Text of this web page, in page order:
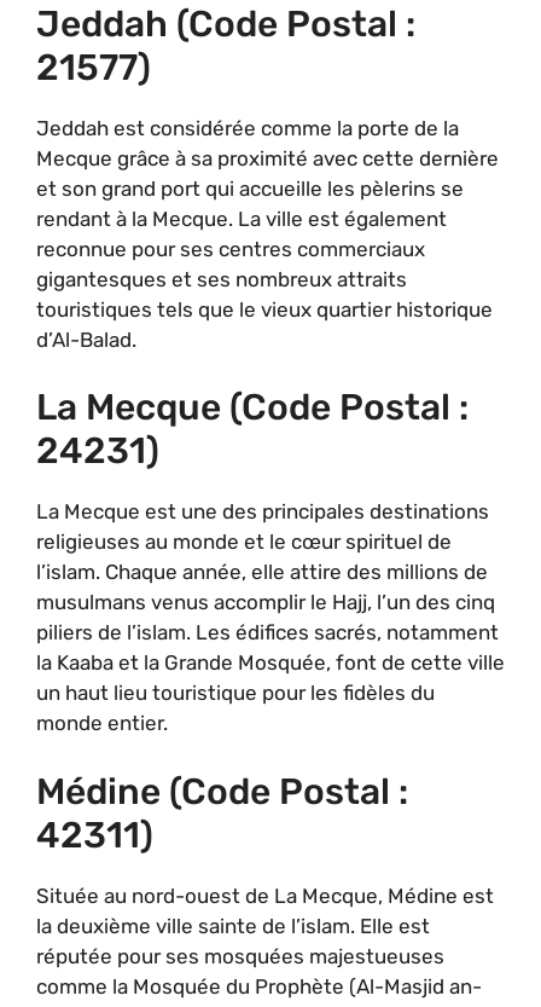
Jeddah (code Postal :
21577)
Jeddah est considérée comme la porte de la
Mecque grâce à sa proximité avec cette dernière
et son grand port qui accueille les pèlerins se
rendant à la Mecque. La ville est également
reconnue pour ses centres commerciaux
gigantesques et ses nombreux attraits
touristiques tels que le vieux quartier historique
d’Al-Balad.
La Mecque (code Postal :
24231)
La Mecque est une des principales destinations
religieuses au monde et le cœur spirituel de
l’islam. Chaque année, elle attire des millions de
musulmans venus accomplir le Hajj, l’un des cinq
piliers de l’islam. Les édifices sacrés, notamment
la Kaaba et la Grande Mosquée, font de cette ville
un haut lieu touristique pour les fidèles du
monde entier.
Médine (code Postal :
42311)
Située au nord-ouest de La Mecque, Médine est
la deuxième ville sainte de l’islam. Elle est
réputée pour ses mosquées majestueuses
comme la Mosquée du Prophète (Al-Masjid an-